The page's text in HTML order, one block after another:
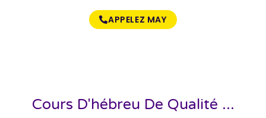
APPELEZ MAY
Cours D'hébreu De Qualité ...